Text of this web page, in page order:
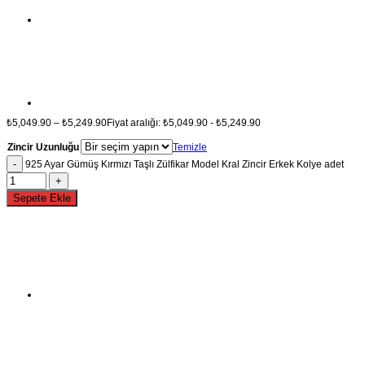
₺5,049.90 – ₺5,249.90Fiyat aralığı: ₺5,049.90 - ₺5,249.90
Zincir Uzunluğu
Temizle
925 Ayar Gümüş Kırmızı Taşlı Zülfikar Model Kral Zincir Erkek Kolye adet
Sepete Ekle